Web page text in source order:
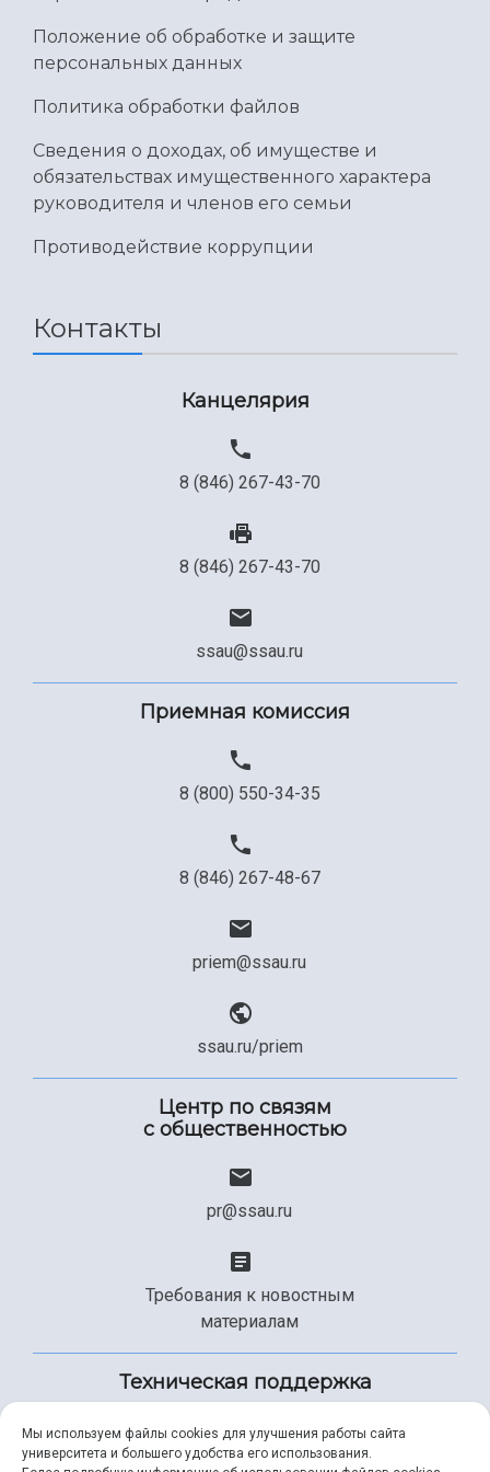
Международный межвузовский кампус
Сведения об образовательной организации
Официальные документы
Положение об обработке и защите
персональных данных
Политика обработки файлов
Сведения о доходах, об имуществе и
обязательствах имущественного характера
руководителя и членов его семьи
Противодействие коррупции
Контакты
Канцелярия
8 (846) 267-43-70
8 (846) 267-43-70
ssau@ssau.ru
Приемная комиссия
8 (800) 550-34-35
8 (846) 267-48-67
priem@ssau.ru
ssau.ru/priem
Центр по связям
с общественностью
pr@ssau.ru
Требования к новостным
материалам
Техническая поддержка
+7 (846) 267-49-99
Мы используем файлы cookies для улучшения работы сайта
университета и большего удобства его использования.